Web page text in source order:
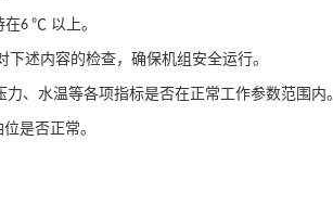
在6 ℃ 以上。
述内容的检查，确保机组安全运行。
、水温等各项指标是否在正常工作参数范围内。
位是否正常。